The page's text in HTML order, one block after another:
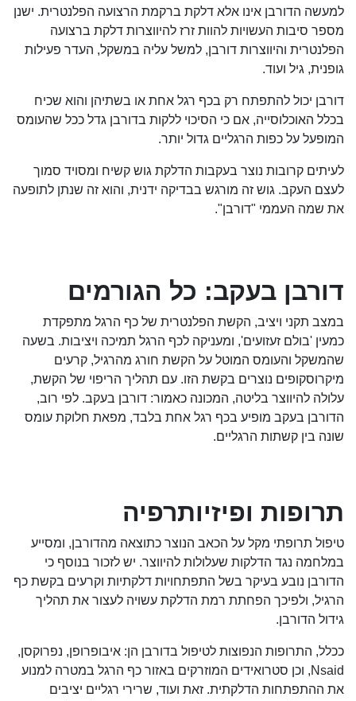
למעשה הדורבן אינו אלא דלקת ברקמת הרצועה הפלנטרית. ישנן
מספר סיבות העשויות להוות זרז להיווצרות דלקת ברצועה
הפלנטרית והיווצרות דורבן, למשל עליה במשקל, העדר פעילות
גופנית, גיל ועוד.
דורבן יכול להתפתח רק בכף רגל אחת או בשתיהן והוא שכיח
בכלל האוכלוסייה, אם כי הסיכוי ללקות בדורבן גדל ככל שהעומס
המופעל על כפות הרגליים גדול יותר.
לעיתים קרובות נוצר בעקבות הדלקת גוש קשיח ומסויד סמוך
לעצם העקב. גוש זה מורגש בבדיקה ידנית, והוא זה שנתן לתופעה
את שמה העממי "דורבן".
דורבן בעקב: כל הגורמים
במצב תקני ויציב, הקשת הפלנטרית של כף הרגל מתפקדת
כמעין 'בולם זעזועים', ומעניקה לכף הרגל תמיכה ויציבות. בשעה
שהמשקל והעומס המוטל על הקשת חורג מהרגיל, קרעים
מיקרוסקופים נוצרים בקשת הזו. עם תהליך הריפוי של הקשת,
עלולה להיווצר בליטה, המכונה כאמור: דורבן בעקב. לפי רוב,
הדורבן בעקב מופיע בכף רגל אחת בלבד, מפאת חלוקת עומס
שונה בין קשתות הרגליים.
תרופות ופיזיותרפיה
טיפול תרופתי מקל על הכאב הנוצר כתוצאה מהדורבן, ומסייע
במלחמה נגד הדלקות שעלולות להיווצר. יש לזכור בנוסף כי
הדורבן נובע בעיקר בשל התפתחויות דלקתיות וקרעים בקשת כף
הרגיל, ולפיכך הפחתת רמת הדלקת עשויה לעצור את תהליך
גידול הדורבן.
ככלל, התרופות הנפוצות לטיפול בדורבן הן: איבופרופן, נפרוקסן,
Nsaid, וכן סטרואידים המוזרקים באזור כף הרגל במטרה למנוע
את ההתפתחות הדלקתית. זאת ועוד, שרירי רגליים יציבים